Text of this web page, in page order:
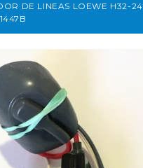
DE LINEAS LOEWE H32-24